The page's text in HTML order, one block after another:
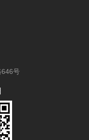
646号